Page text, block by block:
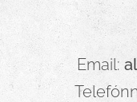
Email: